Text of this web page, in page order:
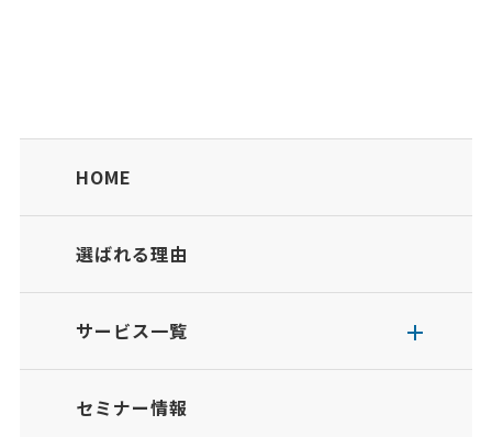
HOME
選ばれる理由
サービス一覧
セミナー情報